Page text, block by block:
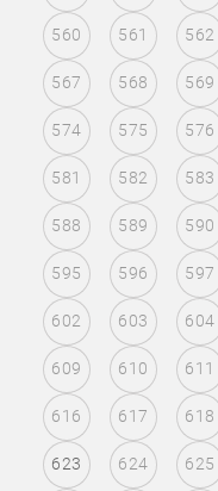
560 561 562
567 568 569
574 575 576
581 582 583
588 589 590
595 596 597
602 603 604
609 610 611
616 617 618
623 624 625